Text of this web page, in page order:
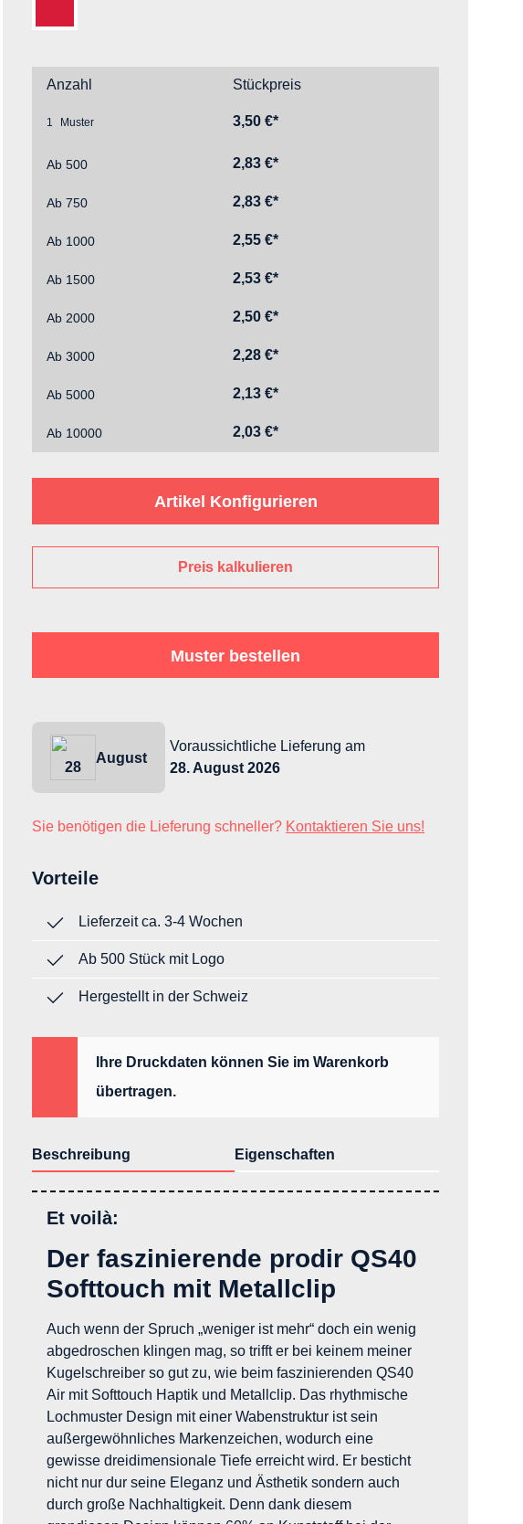
Anzahl Stückpreis
1 3,50 €*
Ab 500 2,83 €*
Ab 750 2,83 €*
Ab 1000 2,55 €*
Ab 1500 2,53 €*
Ab 2000 2,50 €*
Ab 3000 2,28 €*
Ab 5000 2,13 €*
Ab 10000 2,03 €*
Artikel Konfigurieren
Preis kalkulieren
Muster bestellen
28
August
Voraussichtliche Lieferung am
28. August 2026
Sie benötigen die Lieferung schneller? Kontaktieren Sie uns!
Vorteile
Lieferzeit ca. 3-4 Wochen
Ab 500 Stück mit Logo
Hergestellt in der Schweiz
Ihre Druckdaten können Sie im Warenkorb
übertragen.
Beschreibung Eigenschaften
Et voilà:
Der faszinierende prodir QS40
Softtouch mit Metallclip
Auch wenn der Spruch „weniger ist mehr“ doch ein wenig
abgedroschen klingen mag, so trifft er bei keinem meiner
Kugelschreiber so gut zu, wie beim faszinierenden QS40
Air mit Softtouch Haptik und Metallclip. Das rhythmische
Lochmuster Design mit einer Wabenstruktur ist sein
außergewöhnliches Markenzeichen, wodurch eine
gewisse dreidimensionale Tiefe erreicht wird. Er besticht
nicht nur dur seine Eleganz und Ästhetik sondern auch
durch große Nachhaltigkeit. Denn dank diesem